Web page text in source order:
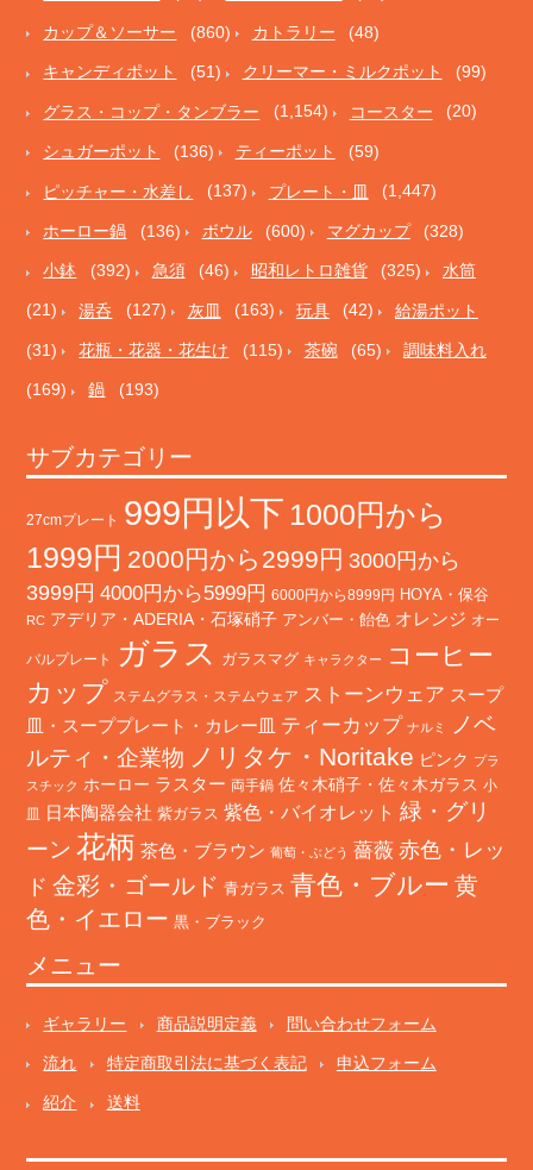
カップ＆ソーサー (860) カトラリー (48)
キャンディポット (51) クリーマー・ミルクポット (99)
グラス・コップ・タンブラー (1,154) コースター (20)
シュガーポット (136) ティーポット (59)
ピッチャー・水差し (137) プレート・皿 (1,447)
ホーロー鍋 (136) ボウル (600) マグカップ (328)
小鉢 (392) 急須 (46) 昭和レトロ雑貨 (325) 水筒
(21) 湯呑 (127) 灰皿 (163) 玩具 (42) 給湯ポット
(31) 花瓶・花器・花生け (115) 茶碗 (65) 調味料入れ
(169) 鍋 (193)
サブカテゴリー
27cmプレート 999円以下 1000円から
1999円 2000円から2999円 3000円から
3999円 4000円から5999円 6000円から8999円 HOYA・保谷
RC アデリア・ADERIA・石塚硝子 アンバー・飴色 オレンジ オー
バルプレート ガラス ガラスマグ キャラクター
コーヒー
カップ ステムグラス・ステムウェア ストーンウェア スープ
皿・スーププレート・カレー皿 ティーカップ ナルミ
ノベ
ルティ・企業物 ノリタケ・Noritake ピンク プラ
スチック ホーロー ラスター 両手鍋 佐々木硝子・佐々木ガラス 小
皿
日本陶器会社 紫ガラス 紫色・バイオレット 緑・グリ
ーン 花柄 茶色・ブラウン 葡萄・ぶどう 薔薇 赤色・レッ
ド 金彩・ゴールド 青ガラス 青色・ブルー 黄
色・イエロー 黒・ブラック
メニュー
ギャラリー 商品説明定義 問い合わせフォーム
流れ 特定商取引法に基づく表記 申込フォーム
紹介 送料